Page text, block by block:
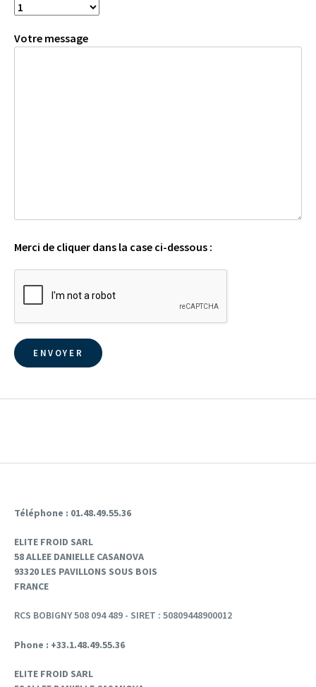
Votre message
Merci de cliquer dans la case ci-dessous :
Téléphone : 01.48.49.55.36
ELITE FROID SARL
58 ALLEE DANIELLE CASANOVA
93320 LES PAVILLONS SOUS BOIS
FRANCE
RCS BOBIGNY 508 094 489 - SIRET : 50809448900012
Phone : +33.1.48.49.55.36
ELITE FROID SARL